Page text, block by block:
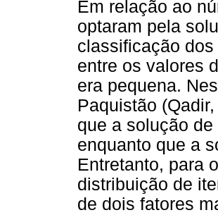
Em relação ao
optaram pela
classificação
entre os valores
era pequena.
Paquistão
que a solução
enquanto que a
Entretanto, para
distribuição de
de dois fatores